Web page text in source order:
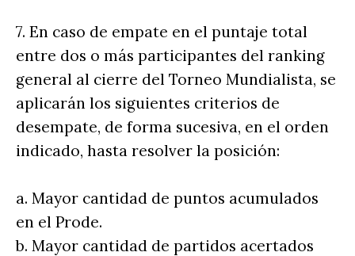
7. En caso de empate en el puntaje total
entre dos o más participantes del ranking
general al cierre del Torneo Mundialista, se
aplicarán los siguientes criterios de
desempate, de forma sucesiva, en el orden
indicado, hasta resolver la posición:
a. Mayor cantidad de puntos acumulados
en el Prode.
b. Mayor cantidad de partidos acertados